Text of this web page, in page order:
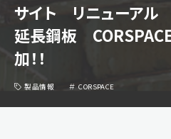
サイト リニューア
延長鋼板
加！！
製品情報 CORSPACE